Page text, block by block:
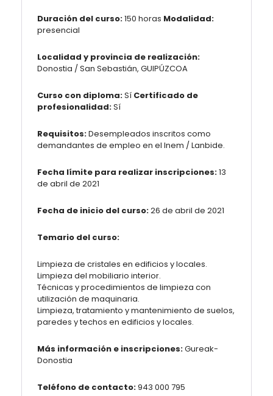
Duración del curso:150 horas Modalidad:
presencial
Localidad y provincia de realización:
Donostia / San Sebastián, GUIPÚZCOA
Curso con diploma:Sí Certificado de
profesionalidad:Sí
Requisitos:Desempleados inscritos como
demandantes de empleo en el Inem / Lanbide.
Fecha límite para realizar inscripciones:13
de abril de 2021
Fecha de inicio del curso:26 de abril de 2021
Temario del curso:
Limpieza de cristales en edificios y locales.
Limpieza del mobiliario interior.
Técnicas y procedimientos de limpieza con
utilización de maquinaria.
Limpieza, tratamiento y mantenimiento de suelos,
paredes y techos en edificios y locales.
Más información e inscripciones:Gureak-
Donostia
Teléfono de contacto:943 000 795